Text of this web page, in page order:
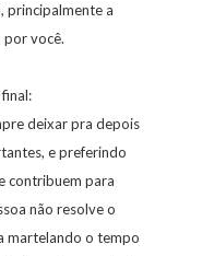
principalmente a
por você.
deixar pra depois
e preferindo
contribuem para
não resolve o
martelando o tempo